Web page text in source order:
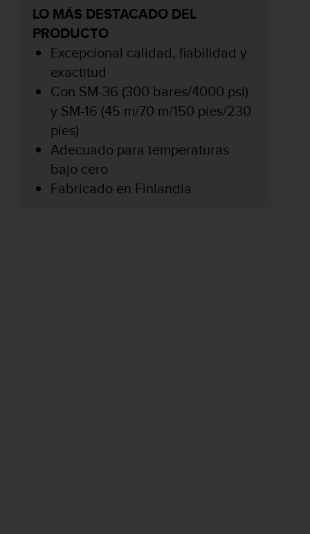
LO MÁS DESTACADO DEL
PRODUCTO
Excepcional calidad, fiabilidad y
exactitud
Con SM-36 (300 bares/4000 psi)
y SM-16 (45 m/70 m/150 pies/230
pies)
Adecuado para temperaturas
bajo cero
Fabricado en Finlandia